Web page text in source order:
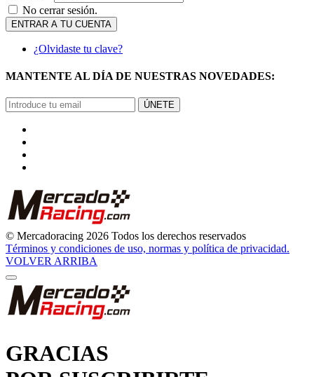
ENTRAR A TU CUENTA
¿Olvidaste tu clave?
MANTENTE AL DÍA DE NUESTRAS NOVEDADES:
© Mercadoracing 2026 Todos los derechos reservados
Términos y condiciones de uso, normas y política de privacidad.
VOLVER ARRIBA
POR SUSCRIBIRTE